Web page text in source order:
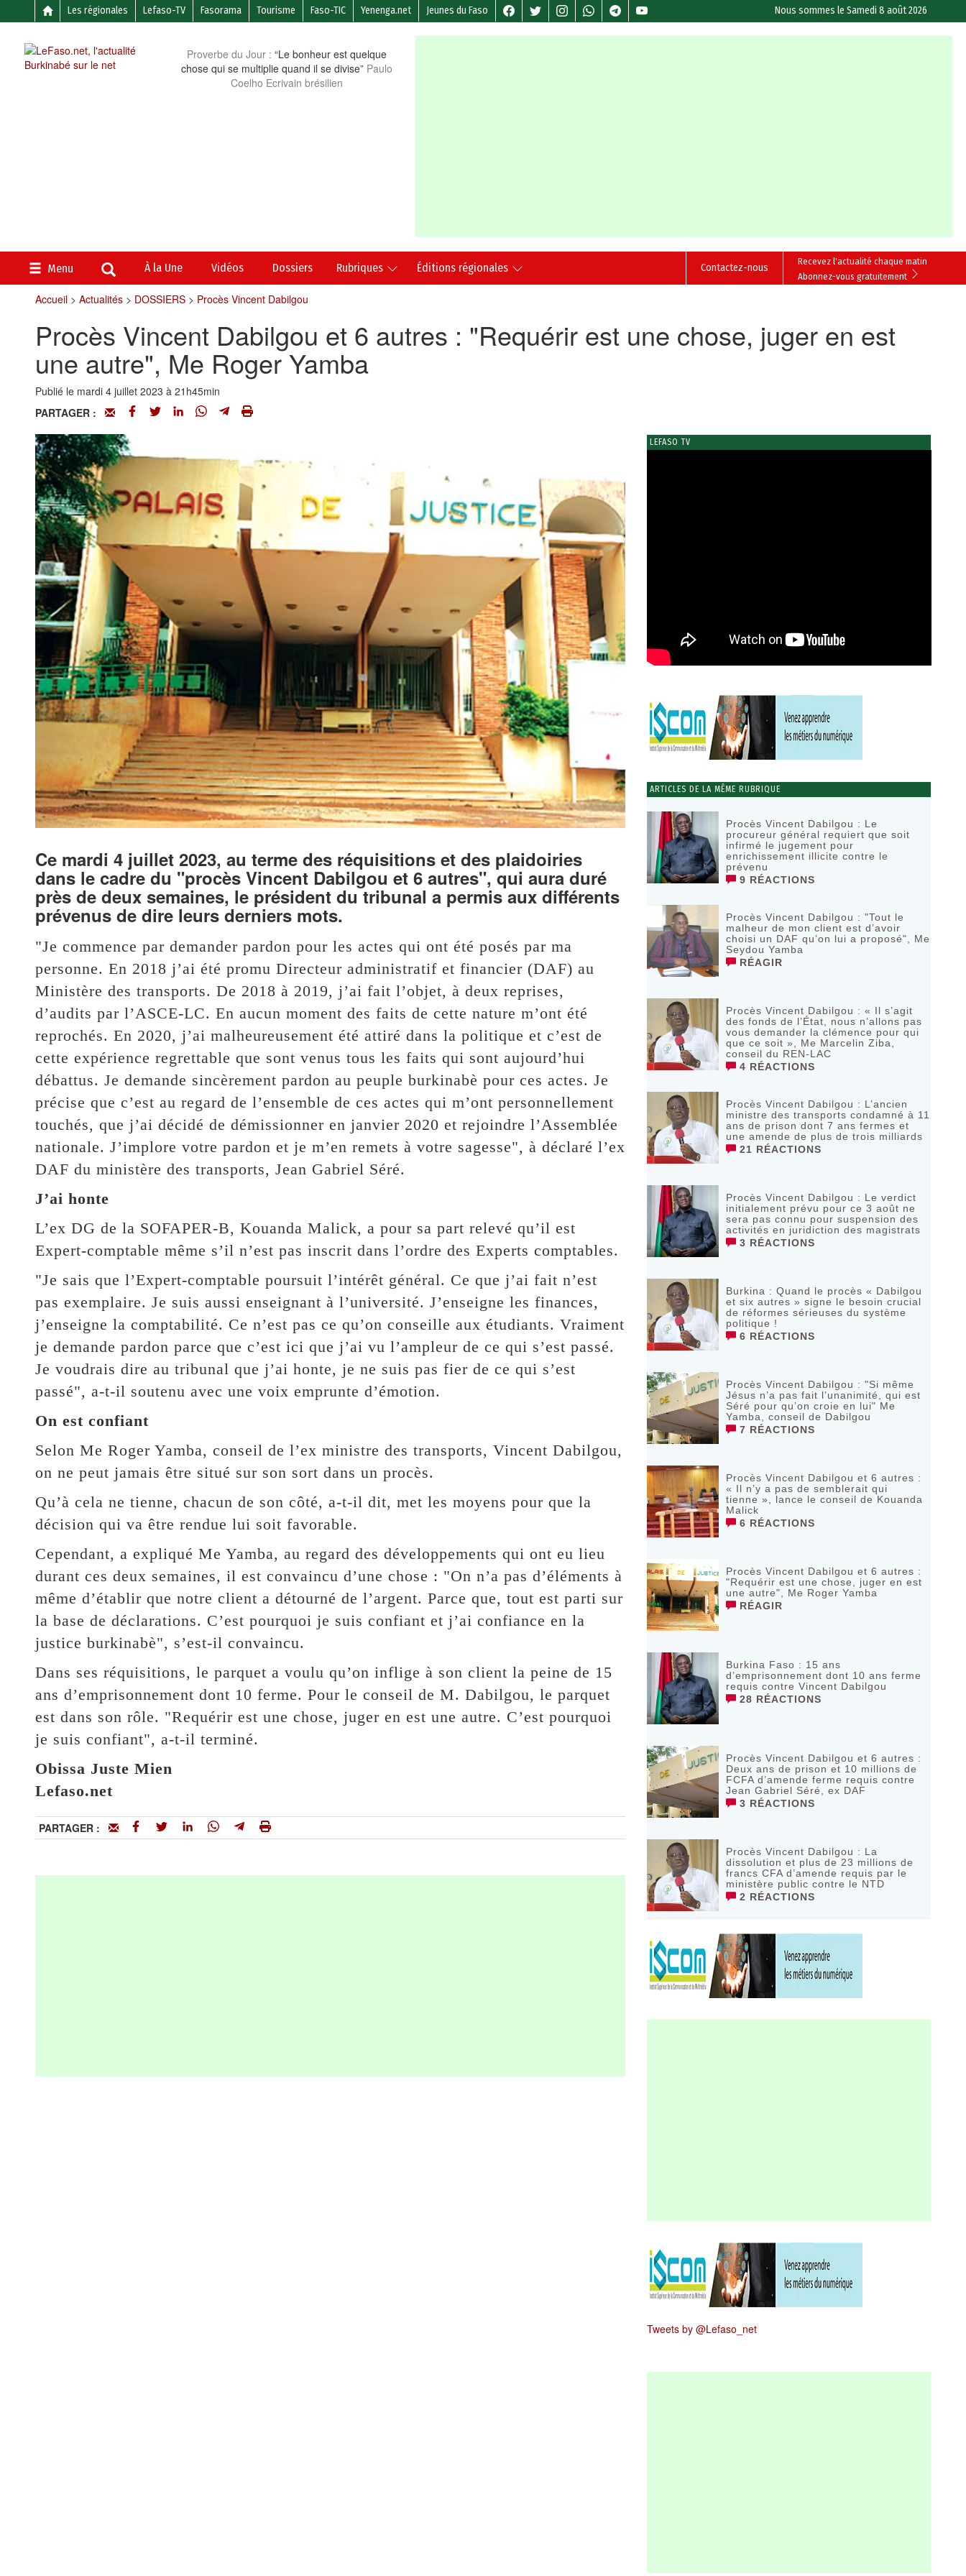
Les régionales Lefaso-TV Fasorama Tourisme Faso-TIC Yenenga.net Jeunes du Faso Nous sommes leSamedi 8 août 2026
Proverbe du Jour : “Le bonheur est quelque
chose qui se multiplie quand il se divise” Paulo
Coelho Ecrivain brésilien
Menu À la Une Vidéos Dossiers Rubriques Éditions régionales
Recevez l'actualité chaque matin
Abonnez-vous gratuitement
Contactez-nous
Accueil> Actualités> DOSSIERS> Procès Vincent Dabilgou
Procès Vincent Dabilgou et 6 autres : "Requérir est une chose, juger en est
une autre", Me Roger Yamba
Publié le mardi 4 juillet 2023 à 21h45min
PARTAGER :
Ce mardi 4 juillet 2023, au terme des réquisitions et des plaidoiries
dans le cadre du "procès Vincent Dabilgou et 6 autres", qui aura duré
près de deux semaines, le président du tribunal a permis aux différents
prévenus de dire leurs derniers mots.
"Je commence par demander pardon pour les actes qui ont été posés par ma
personne. En 2018 j’ai été promu Directeur administratif et financier (DAF) au
Ministère des transports. De 2018 à 2019, j’ai fait l’objet, à deux reprises,
d’audits par l’ASCE-LC. En aucun moment des faits de cette nature m’ont été
reprochés. En 2020, j’ai malheureusement été attiré dans la politique et c’est de
cette expérience regrettable que sont venus tous les faits qui sont aujourd’hui
débattus. Je demande sincèrement pardon au peuple burkinabè pour ces actes. Je
précise que c’est au regard de l’ensemble de ces actes qui m’ont personnellement
touchés, que j’ai décidé de démissionner en janvier 2020 et rejoindre l’Assemblée
nationale. J’implore votre pardon et je m’en remets à votre sagesse", à déclaré l’ex
DAF du ministère des transports, Jean Gabriel Séré.
J’ai honte
L’ex DG de la SOFAPER-B, Kouanda Malick, a pour sa part relevé qu’il est
Expert-comptable même s’il n’est pas inscrit dans l’ordre des Experts comptables.
"Je sais que l’Expert-comptable poursuit l’intérêt général. Ce que j’ai fait n’est
pas exemplaire. Je suis aussi enseignant à l’université. J’enseigne les finances,
j’enseigne la comptabilité. Ce n’est pas ce qu’on conseille aux étudiants. Vraiment
je demande pardon parce que c’est ici que j’ai vu l’ampleur de ce qui s’est passé.
Je voudrais dire au tribunal que j’ai honte, je ne suis pas fier de ce qui s’est
passé", a-t-il soutenu avec une voix emprunte d’émotion.
On est confiant
Selon Me Roger Yamba, conseil de l’ex ministre des transports, Vincent Dabilgou,
on ne peut jamais être situé sur son sort dans un procès.
Qu’à cela ne tienne, chacun de son côté, a-t-il dit, met les moyens pour que la
décision qui va être rendue lui soit favorable.
Cependant, a expliqué Me Yamba, au regard des développements qui ont eu lieu
durant ces deux semaines, il est convaincu d’une chose : "On n’a pas d’éléments à
même d’établir que notre client a détourné de l’argent. Parce que, tout est parti sur
la base de déclarations. C’est pourquoi je suis confiant et j’ai confiance en la
justice burkinabè", s’est-il convaincu.
Dans ses réquisitions, le parquet a voulu qu’on inflige à son client la peine de 15
ans d’emprisonnement dont 10 ferme. Pour le conseil de M. Dabilgou, le parquet
est dans son rôle. "Requérir est une chose, juger en est une autre. C’est pourquoi
je suis confiant", a-t-il terminé.
Obissa Juste Mien
Lefaso.net
PARTAGER :
LEFASO TV
ARTICLES DE LA MÊME RUBRIQUE
Procès Vincent Dabilgou : Le
procureur général requiert que soit
infirmé le jugement pour
enrichissement illicite contre le
prévenu
9 RÉACTIONS
Procès Vincent Dabilgou : "Tout le
malheur de mon client est d’avoir
choisi un DAF qu’on lui a proposé", Me
Seydou Yamba
RÉAGIR
Procès Vincent Dabilgou : « Il s’agit
des fonds de l’État, nous n’allons pas
vous demander la clémence pour qui
que ce soit », Me Marcelin Ziba,
conseil du REN-LAC
4 RÉACTIONS
Procès Vincent Dabilgou : L’ancien
ministre des transports condamné à 11
ans de prison dont 7 ans fermes et
une amende de plus de trois milliards
21 RÉACTIONS
Procès Vincent Dabilgou : Le verdict
initialement prévu pour ce 3 août ne
sera pas connu pour suspension des
activités en juridiction des magistrats
3 RÉACTIONS
Burkina : Quand le procès « Dabilgou
et six autres » signe le besoin crucial
de réformes sérieuses du système
politique !
6 RÉACTIONS
Procès Vincent Dabilgou : "Si même
Jésus n’a pas fait l’unanimité, qui est
Séré pour qu’on croie en lui" Me
Yamba, conseil de Dabilgou
7 RÉACTIONS
Procès Vincent Dabilgou et 6 autres :
« Il n’y a pas de semblerait qui
tienne », lance le conseil de Kouanda
Malick
6 RÉACTIONS
Procès Vincent Dabilgou et 6 autres :
"Requérir est une chose, juger en est
une autre", Me Roger Yamba
RÉAGIR
Burkina Faso : 15 ans
d’emprisonnement dont 10 ans ferme
requis contre Vincent Dabilgou
28 RÉACTIONS
Procès Vincent Dabilgou et 6 autres :
Deux ans de prison et 10 millions de
FCFA d’amende ferme requis contre
Jean Gabriel Séré, ex DAF
3 RÉACTIONS
Procès Vincent Dabilgou : La
dissolution et plus de 23 millions de
francs CFA d’amende requis par le
ministère public contre le NTD
2 RÉACTIONS
Tweets by @Lefaso_net